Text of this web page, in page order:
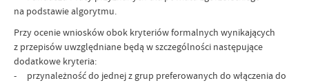
na podstawie algorytmu.
Przy ocenie wniosków obok kryteriów formalnych wynikających
z przepisów uwzględniane będą w szczególności następujące
dodatkowe kryteria:
- przynależność do jednej z grup preferowanych do włączenia do